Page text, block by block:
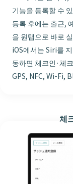
기능을 등록할 수
등록 후에는 출근,
을 원탭으로 바로
iOS에서는 Siri를
동하면 체크인·체
GPS, NFC, Wi-Fi,
체